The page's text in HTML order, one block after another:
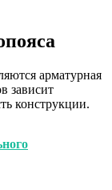
арматурная
зависит
конструкции.